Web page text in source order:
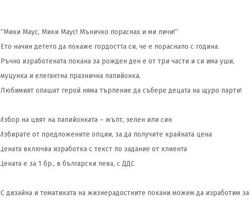
“Мики Маус, Мики Маус! Мъничко пораснах и ми личи!“
Ето начин детето да покаже гордостта си, че е пораснало с година.
Ръчно изработената покана за рожден ден е от три части и си има уши,
муцунка и елегантнапразнична папийонка.
Любимият опашатгерой няма търпение да събере децатана щуро парти!
Избор на цвят на папийонката – жълт, зелен или син
Избирате от предложените опции, за да получите крайната цена
Цената включва изработка с текст по задание от клиента
Цената е за 1 бр., в български лева, с ДДС
С дизайна и тематиката на жизнерадостните покани можем да изработим